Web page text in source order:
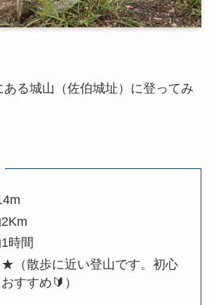
ある城山（佐伯城址）に登ってみ
時間
（散歩に近い登山です。初心
すすめ🔰）